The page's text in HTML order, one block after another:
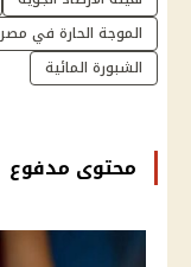
الموجة الحارة في مصر
الشبورة المائية
محتوى مدفوع